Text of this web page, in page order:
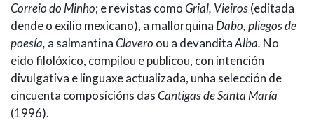
Correio do Minho; e revistas comoGrial, Vieiros(editada
dende o exilio mexicano), a mallorquina Dabo, pliegos de
poesía, a salmantinaClavero ou a devanditaAlba. No
eido filolóxico, compilou e publicou, con intención
divulgativa e linguaxe actualizada, unha selección de
cincuenta composicións dasCantigas de Santa María
(1996).